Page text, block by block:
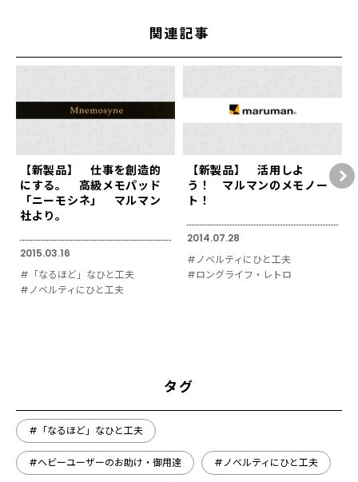
関連記事
【新製品】 仕事を創造的
にする。 高級メモパッド
「ニーモシネ」 マルマン
社より。
2015.03.16
#「なるほど」なひと工夫
#ノベルティにひと工夫
【新製品】 活用しよ
う！ マルマンのメモノー
ト！
2014.07.28
#ノベルティにひと工夫
#ロングライフ・レトロ
タグ
#「なるほど」なひと工夫
#ヘビーユーザーのお助け・御用達 #ノベルティにひと工夫